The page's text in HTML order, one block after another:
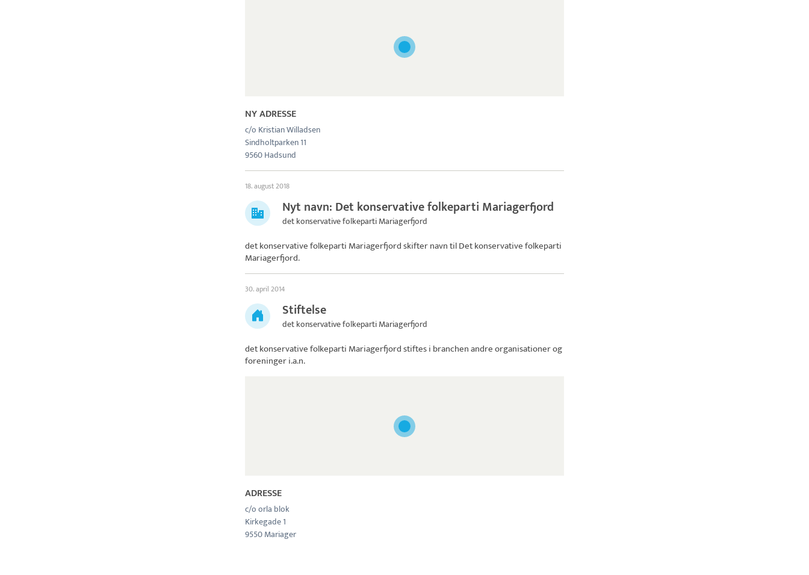
NY ADRESSE
c/o Kristian Willadsen
Sindholtparken 11
9560 Hadsund
18. august 2018
Nyt navn: Det konservative folkeparti Mariagerfjord
det konservative folkeparti Mariagerfjord
det konservative folkeparti Mariagerfjord skifter navn tilDet konservative folkeparti
Mariagerfjord.
30. april 2014
Stiftelse
det konservative folkeparti Mariagerfjord
det konservative folkeparti Mariagerfjordstiftes i branchen andre organisationer og
foreninger i.a.n.
ADRESSE
c/o orla blok
Kirkegade 1
9550 Mariager